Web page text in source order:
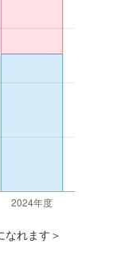
なれます＞